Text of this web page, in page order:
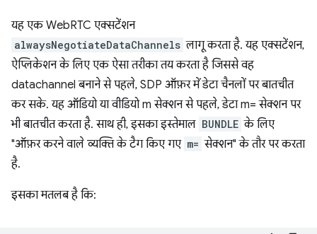
यह एक WebRTC एक्सटेंशन
alwaysNegotiateDataChannels लागू करता है. यह एक्सटेंशन,
ऐप्लिकेशन के लिए एक ऐसा तरीका तय करता है जिससे वह
datachannel बनाने से पहले, SDP ऑफ़र में डेटा चैनलों पर बातचीत
कर सके. यह ऑडियो या वीडियो m सेक्शन से पहले, डेटा m= सेक्शन पर
भी बातचीत करता है. साथ ही, इसका इस्तेमाल BUNDLE के लिए
"ऑफ़र करने वाले व्यक्ति के टैग किए गए m= सेक्शन" के तौर पर करता
है.
इसका मतलब है कि: